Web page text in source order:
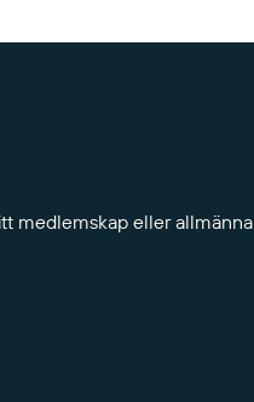
medlemskap eller allmänna